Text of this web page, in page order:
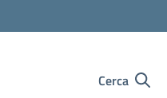
Cerca